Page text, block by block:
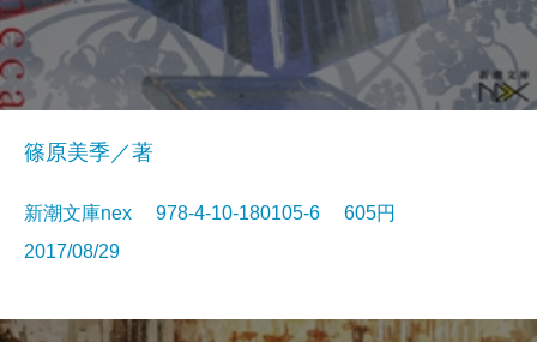
篠原美季／著
新潮文庫nex 978-4-10-180105-6 605円
2017/08/29